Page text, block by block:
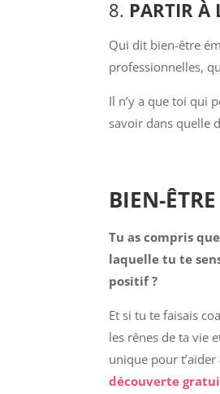
8. PARTIR À
Qui dit bien-être
professionnelles,
Il n’y a que toi qui
savoir dans quelle
BIEN-
Tu as compris
laquelle tu te
positif ?
Et si tu te faisais
les rênes de ta vie
unique pour
découverte